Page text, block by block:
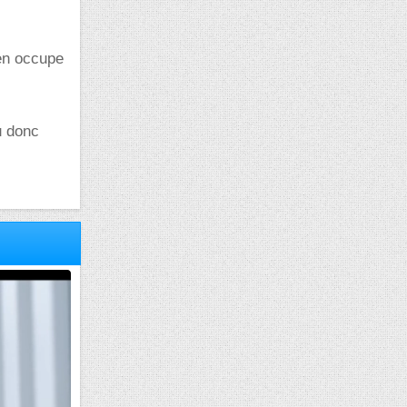
occupe
donc